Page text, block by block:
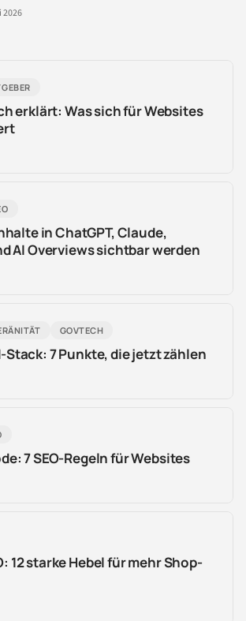
2026
erklärt: Was sich für Websites
in ChatGPT, Claude,
AI Overviews sichtbar werden
GOVTECH
7 Punkte, die jetzt zählen
7 SEO-Regeln für Websites
12 starke Hebel für mehr Shop-